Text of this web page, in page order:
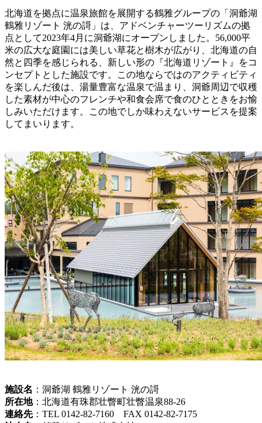
北海道を拠点に温泉旅館を展開する鶴雅グループの「洞爺湖
鶴雅リゾート 洸の謌」は、アドベンチャーツーリズムの拠
点として2023年4月に洞爺湖にオープンしました。56,000平
米の広大な庭園には美しい草花と樹木が広がり、北海道の自
然と四季を感じられる、新しい形の『北海道リゾート』をコ
ンセプトとした施設です。この地ならではのアクティビティ
を楽しんだ後は、湯量豊富な温泉で温まり、洞爺周辺で収穫
した素材が中心のフレンチや和食会席で食のひとときをお愉
しみいただけます。この地でしか味わえないサービスを提案
してまいります。
施設名 ：洞爺湖 鶴雅リゾート 洸の謌
所在地：北海道有珠郡壮瞥町壮瞥温泉88-26
連絡先：TEL 0142-82-7160 FAX 0142-82-7175